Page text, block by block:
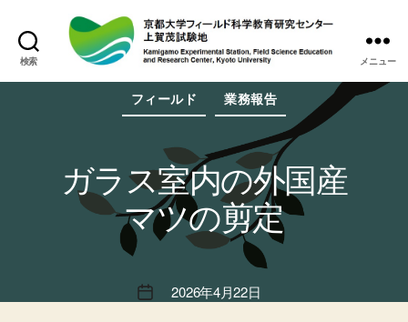
検索
試
地
メニュー
カ
ゴ
フィールド 業務報告
ガラス室内の外国産
マツの剪定
投
2026年4月22日